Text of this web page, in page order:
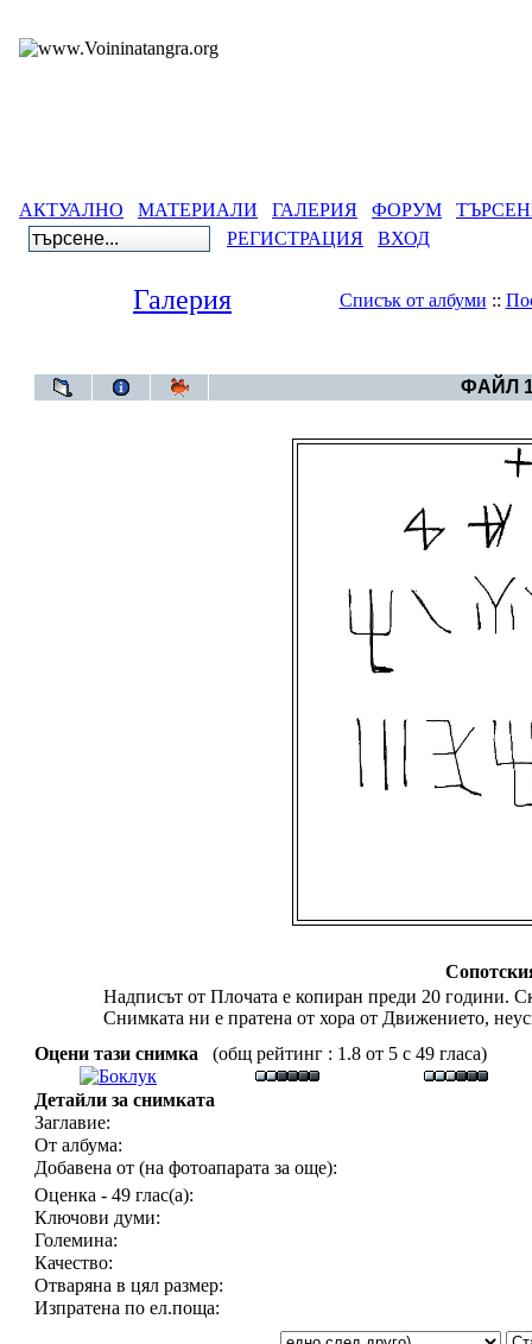
АКТУАЛНО МАТЕРИАЛИ ГАЛЕРИЯ ФОРУМ
РЕГИСТРАЦИЯ
ВХОД
Галерия Списък от албуми ::
ФАЙЛ
Надписът от Плочата е копиран преди 20 години.
Снимката ни е пратена от хора от Движението,
Оцени тази снимка
(общ рейтинг : 1.8 от 5 с 49 гласа)
Детайли за снимката
Заглавие:
От албума:
Добавена от (на фотоапарата за още):
Оценка - 49 глас(а):
Ключови думи:
Големина:
Качество:
Отваряна в цял размер:
Изпратена по ел.поща: